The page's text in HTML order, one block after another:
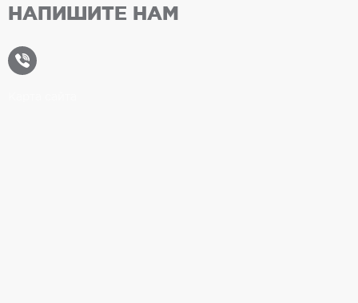
НАПИШИТЕ НАМ